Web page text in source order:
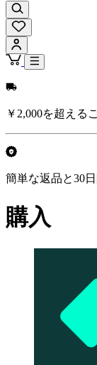
￥2,000を超える
簡単な返品と30日
購入